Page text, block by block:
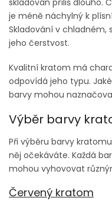
je méně náchylný k
Skladování v
jeho čerstvost.
Kvalitní kratom má
odpovídá jeho typu.
barvy mohou
Výběr barvy
Při výběru barvy
něj očekáváte. Každá
mohou vyhovovat
Červený kratom